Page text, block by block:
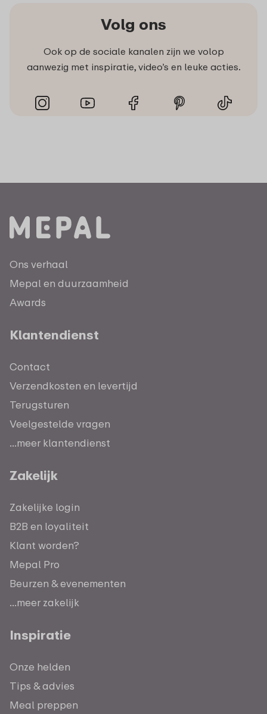
Volg ons
Ook op de sociale kanalen zijn we volop
aanwezig met inspiratie, video’s en leuke acties.
Ons verhaal
Mepal en duurzaamheid
Awards
Klantendienst
Contact
Verzendkosten en levertijd
Terugsturen
Veelgestelde vragen
...meer klantendienst
Zakelijk
Zakelijke login
B2B en loyaliteit
Klant worden?
Mepal Pro
Beurzen & evenementen
...meer zakelijk
Inspiratie
Onze helden
Tips & advies
Meal preppen